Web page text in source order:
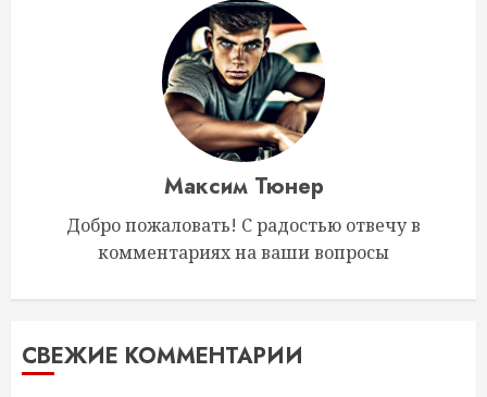
Максим Тюнер
Добро пожаловать! С радостью отвечу в
комментариях на ваши вопросы
СВЕЖИЕ КОММЕНТАРИИ